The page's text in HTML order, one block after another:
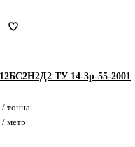
ТУ 14-3р-55-2001
/ тонна
/ метр